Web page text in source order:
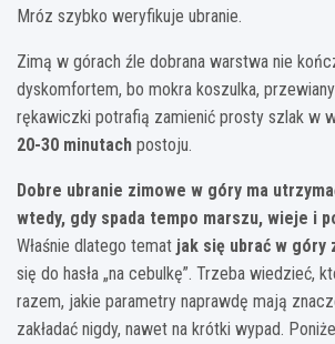
Mróz szybko weryfikuje ubranie.
Zimą w górach źle dobrana warstwa nie
dyskomfortem, bo mokra koszulka,
rękawiczki potrafią zamienić prosty szlak w
20-30 minutach postoju.
Dobre ubranie zimowe w góry ma
wtedy, gdy spada tempo marszu, wieje i
Właśnie dlatego temat jak się ubrać w góry
się do hasła „na cebulkę”. Trzeba wiedzieć,
razem, jakie parametry naprawdę mają
zakładać nigdy, nawet na krótki wypad.